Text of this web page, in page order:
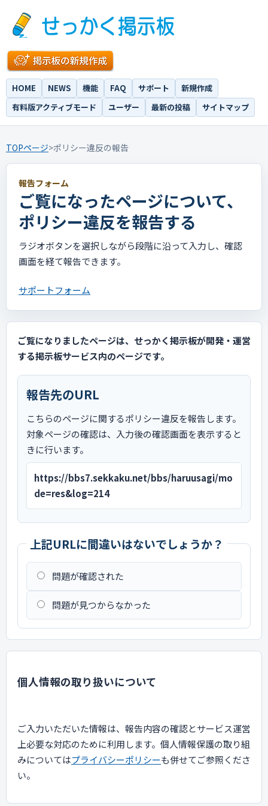
HOME NEWS 機能 FAQ サポート
新規作成
有料版アクティブモード
ユーザー 最新の投稿 サイトマップ
TOPページ>ポリシー違反の報告
報告フォーム
ご覧になったページについて、
ポリシー違反を報告する
ラジオボタンを選択しながら段階に沿って入力し、確認
画面を経て報告できます。
サポートフォーム
ご覧になりましたページは、せっかく掲示板が開発・運営
する掲示板サービス内のページです。
報告先のURL
こちらのページに関するポリシー違反を報告します。
対象ページの確認は、入力後の確認画面を表示すると
きに行います。
https://bbs7.sekkaku.net/bbs/haruusagi/mo
de=res&log=214
上記URLに間違いはないでしょうか？
問題が確認された
問題が見つからなかった
個人情報の取り扱いについて
ご入力いただいた情報は、報告内容の確認とサービス運営
上必要な対応のために利用します。個人情報保護の取り組
みについてはプライバシーポリシーも併せてご参照くださ
い。